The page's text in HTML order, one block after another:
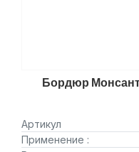
Бордюр
Артикул
Применение :